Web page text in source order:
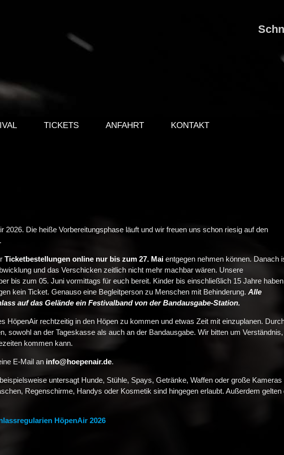
TICKETS ANFAHRT KONTAKT
Die heiße Vorbereitungsphase läuft und wir freuen uns schon riesig auf den
Ticketbestellungen online nur bis zum 27. Mai entgegen nehmen können. Danach
und das Verschicken zeitlich nicht mehr machbar wären. Unsere
bis zum 05. Juni vormittags für euch bereit. Kinder bis einschließlich 15 Jahre
kein Ticket. Genauso eine Begleitperson zu Menschen mit Behinderung. Alle
auf das Gelände ein Festivalband von der Bandausgabe-Station.
HöpenAir rechtzeitig in den Höpen zu kommen und etwas Zeit mit einzuplanen.
sowohl an der Tageskasse als auch an der Bandausgabe. Wir bitten um
kommen kann.
E-Mail an info@hoepenair.de.
untersagt Hunde, Stühle, Spays, Getränke, Waffen oder große Kameras
Regenschirme, Handys oder Kosmetik sind hingegen erlaubt. Außerdem gelten
HöpenAir 2026